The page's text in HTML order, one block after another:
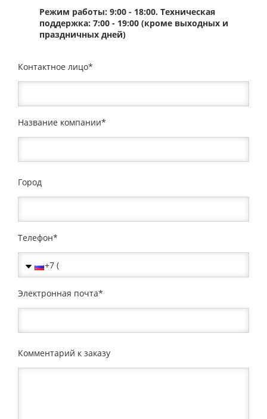
Режим работы: 9:00 - 18:00. Техническая
поддержка: 7:00 - 19:00 (кроме выходных и
праздничных дней)
Контактное лицо
Название компании
Город
Телефон
Электронная почта
Комментарий к заказу